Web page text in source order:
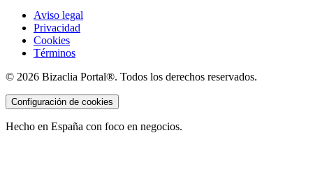
Aviso legal
Privacidad
Cookies
Términos
© 2026 Bizaclia Portal®. Todos los derechos reservados.
Configuración de cookies
Hecho en España con foco en negocios.